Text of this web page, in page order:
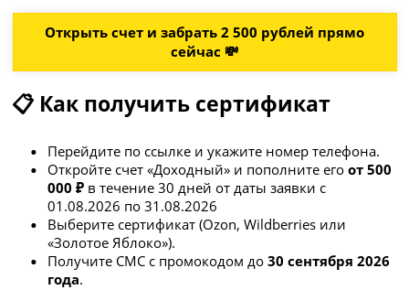
Открыть счет и забрать 2 500 рублей прямо
сейчас 💸
📋 Как получить сертификат
Перейдите по ссылке и укажите номер телефона.
Откройте счет «Доходный» и пополните его от 500
000 ₽в течение 30 дней от даты заявки с
01.08.2026 по 31.08.2026
Выберите сертификат (Ozon, Wildberries или
«Золотое Яблоко»).
Получите СМС с промокодом до 30 сентября 2026
года.